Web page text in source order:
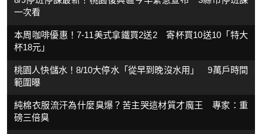
一次看
本周咖啡優惠！7-11美式拿鐵買2送2 寄杯買10送10「特大
杯18元」
桃園人快儲水！8/10大停水「從早到晚沒水用」 9萬戶時間
範圍曝
純棉衣服流汗為什麼臭爆？苦主哭這材質才魔王 專家：重
磅三倍臭